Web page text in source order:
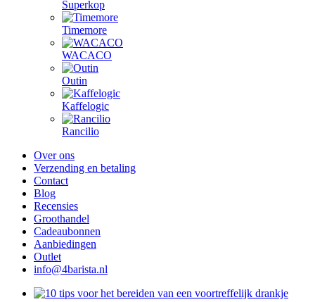
Superkop
Timemore
WACACO
Outin
Kaffelogic
Rancilio
Over ons
Verzending en betaling
Contact
Blog
Recensies
Groothandel
Cadeaubonnen
Aanbiedingen
Outlet
info@4barista.nl